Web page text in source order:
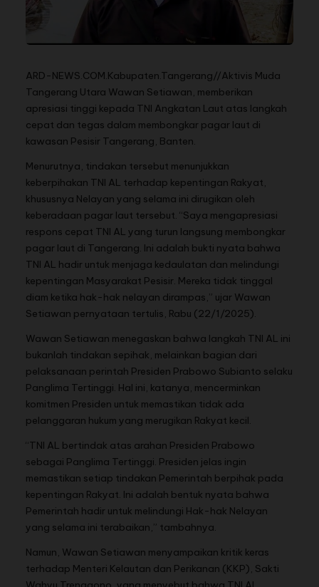
ARD-NEWS.COM.Kabupaten.Tangerang//Aktivis Muda
Tangerang Utara Wawan Setiawan, memberikan
apresiasi tinggi kepada TNI Angkatan Laut atas langkah
cepat dan tegas dalam membongkar pagar laut di
kawasan Pesisir Tangerang, Banten.
Menurutnya, tindakan tersebut menunjukkan
keberpihakan TNI AL terhadap kepentingan Rakyat,
khususnya Nelayan yang selama ini dirugikan oleh
keberadaan pagar laut tersebut. “Saya mengapresiasi
respons cepat TNI AL yang turun langsung membongkar
pagar laut di Tangerang. Ini adalah bukti nyata bahwa
TNI AL hadir untuk menjaga kedaulatan dan melindungi
kepentingan Masyarakat Pesisir. Mereka tidak tinggal
diam ketika hak-hak nelayan dirampas,” ujar Wawan
Setiawan pernyataan tertulis, Rabu (22/1/2025).
Wawan Setiawan menegaskan bahwa langkah TNI AL ini
bukanlah tindakan sepihak, melainkan bagian dari
pelaksanaan perintah Presiden Prabowo Subianto selaku
Panglima Tertinggi. Hal ini, katanya, mencerminkan
komitmen Presiden untuk memastikan tidak ada
pelanggaran hukum yang merugikan Rakyat kecil.
“TNI AL bertindak atas arahan Presiden Prabowo
sebagai Panglima Tertinggi. Presiden jelas ingin
memastikan setiap tindakan Pemerintah berpihak pada
kepentingan Rakyat. Ini adalah bentuk nyata bahwa
Pemerintah hadir untuk melindungi Hak-hak Nelayan
yang selama ini terabaikan,” tambahnya.
Namun, Wawan Setiawan menyampaikan kritik keras
terhadap Menteri Kelautan dan Perikanan (KKP), Sakti